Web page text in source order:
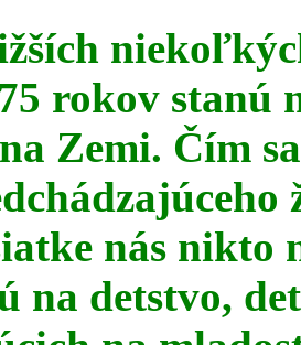
rokov stanú
Zemi. Čím
nás nikto
na detstvo,